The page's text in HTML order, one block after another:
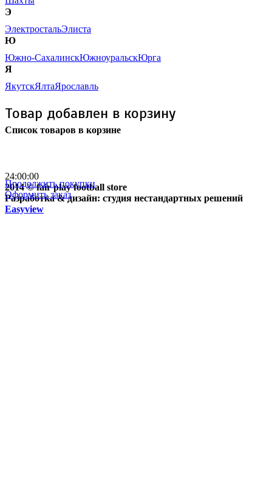
Э
ЭлектростальЭлиста
Ю
Южно-СахалинскЮжноуральскЮрга
Я
ЯкутскЯлтаЯрославль
Товар добавлен в корзину
Список товаров в корзине
Продолжить покупки
Оформить заказ
24:00:00
2014 © fair play football store
Разработка & дизайн: студия нестандартных решений
Easyview